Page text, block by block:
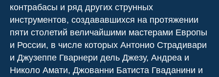
контрабасы и ряд других струнных
инструментов, создававшихся на протяжении
пяти столетий величайшими мастерами Европы
и России, в числе которых Антонио Страдивари
и Джузеппе Гварнери дель Джезу, Андреа и
Николо Амати, Джованни Батиста Гваданини и